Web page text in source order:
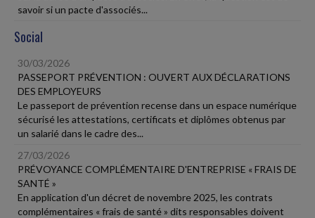
savoir si un pacte d'associés...
Social
30/03/2026
PASSEPORT PRÉVENTION : OUVERT AUX DÉCLARATIONS
DES EMPLOYEURS
Le passeport de prévention recense dans un espace numérique
sécurisé les attestations, certificats et diplômes obtenus par
un salarié dans le cadre des...
27/03/2026
PRÉVOYANCE COMPLÉMENTAIRE D'ENTREPRISE « FRAIS DE
SANTÉ »
En application d'un décret de novembre 2025, les contrats
complémentaires « frais de santé » dits responsables doivent